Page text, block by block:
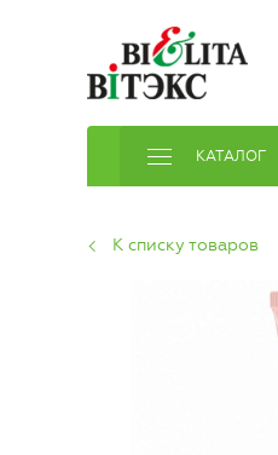
КАТАЛОГ
К списку товаров